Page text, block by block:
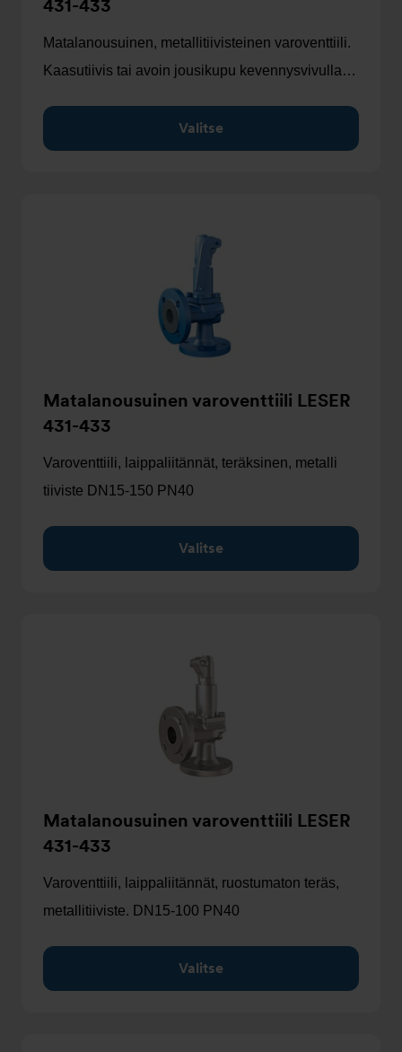
431-433
Matalanousuinen, metallitiivisteinen varoventtiili.
Kaasutiivis tai avoin jousikupu kevennysvivulla…
Valitse
Matalanousuinen varoventtiili LESER
431-433
Varoventtiili, laippaliitännät, teräksinen, metalli
tiiviste DN15-150 PN40
Valitse
Matalanousuinen varoventtiili LESER
431-433
Varoventtiili, laippaliitännät, ruostumaton teräs,
metallitiiviste. DN15-100 PN40
Valitse